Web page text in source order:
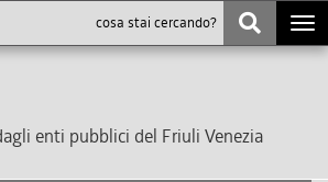
enti pubblici del Friuli Venezia